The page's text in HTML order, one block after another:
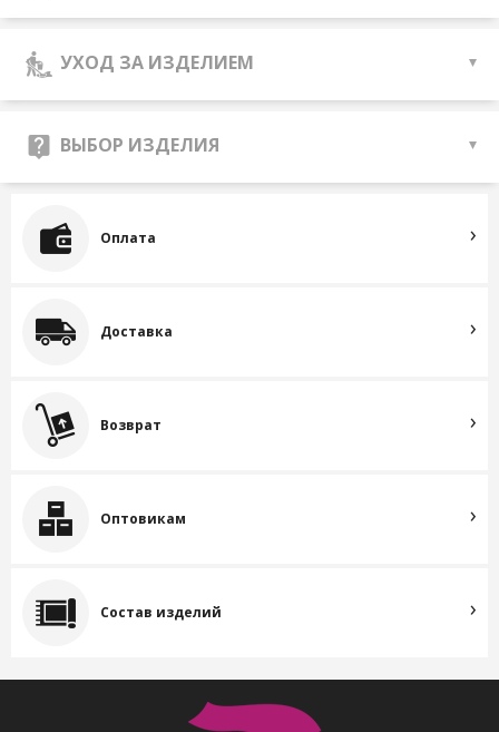
УХОД ЗА ИЗДЕЛИЕМ
ВЫБОР ИЗДЕЛИЯ
Оплата
Доставка
Возврат
Оптовикам
Состав изделий